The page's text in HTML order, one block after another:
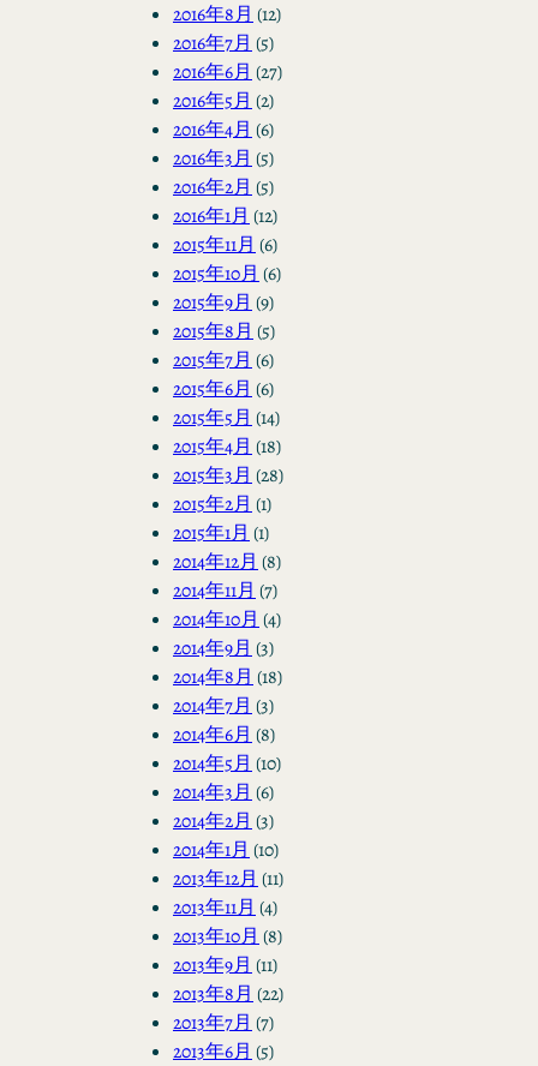
2016年8月 (12)
2016年7月 (5)
2016年6月 (27)
2016年5月 (2)
2016年4月 (6)
2016年3月 (5)
2016年2月 (5)
2016年1月 (12)
2015年11月 (6)
2015年10月 (6)
2015年9月 (9)
2015年8月 (5)
2015年7月 (6)
2015年6月 (6)
2015年5月 (14)
2015年4月 (18)
2015年3月 (28)
2015年2月 (1)
2015年1月 (1)
2014年12月 (8)
2014年11月 (7)
2014年10月 (4)
2014年9月 (3)
2014年8月 (18)
2014年7月 (3)
2014年6月 (8)
2014年5月 (10)
2014年3月 (6)
2014年2月 (3)
2014年1月 (10)
2013年12月 (11)
2013年11月 (4)
2013年10月 (8)
2013年9月 (11)
2013年8月 (22)
2013年7月 (7)
2013年6月 (5)